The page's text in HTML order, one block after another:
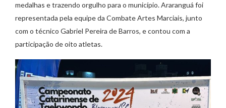
medalhas e trazendo orgulho para o município. Araranguá foi
representada pela equipe da Combate Artes Marciais, junto
com o técnico Gabriel Pereira de Barros, e contou com a
participação de oito atletas.